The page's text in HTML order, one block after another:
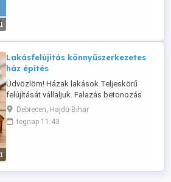
1
06305677441
1
Lakásfelújítás könnyűszerkezetes
ház építés
Üdvözlöm! Házak lakások Teljeskörű
felújítását vállaljuk. Falazás betonozás
hőszigetel s kerítések járdák
készítése.hoszigeteles. Nyílászárok
cseréje. Korrekt arakkal. Megbizhato
Debrecen, Hajdú-Bihar
tegnap 11:43